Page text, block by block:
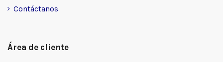
Contáctanos
Área de cliente